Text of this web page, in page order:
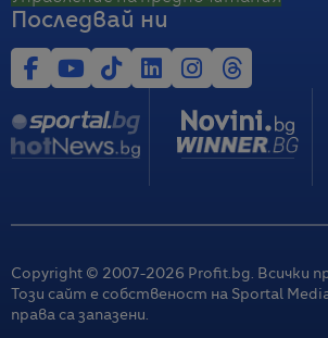
Последвай ни
Copyright © 2007-2026 Profit.bg. Всички
Този сайт е собственост на Sportal
права са запазени.